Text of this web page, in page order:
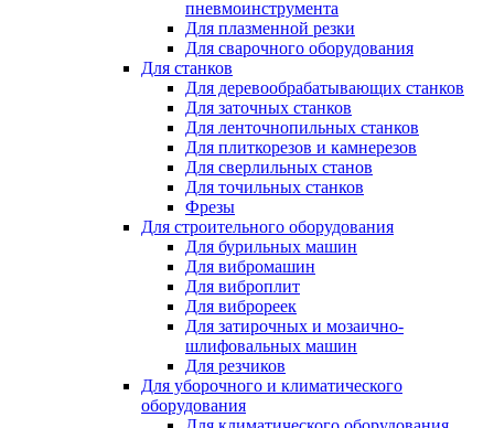
пневмоинструмента
Для плазменной резки
Для сварочного оборудования
Для станков
Для деревообрабатывающих станков
Для заточных станков
Для ленточнопильных станков
Для плиткорезов и камнерезов
Для сверлильных станов
Для точильных станков
Фрезы
Для строительного оборудования
Для бурильных машин
Для вибромашин
Для виброплит
Для виброреек
Для затирочных и мозаично-
шлифовальных машин
Для резчиков
Для уборочного и климатического
оборудования